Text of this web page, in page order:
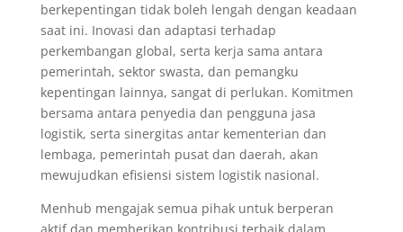
berkepentingan tidak boleh lengah dengan keadaan
saat ini. Inovasi dan adaptasi terhadap
perkembangan global, serta kerja sama antara
pemerintah, sektor swasta, dan pemangku
kepentingan lainnya, sangat di perlukan. Komitmen
bersama antara penyedia dan pengguna jasa
logistik, serta sinergitas antar kementerian dan
lembaga, pemerintah pusat dan daerah, akan
mewujudkan efisiensi sistem logistik nasional.
Menhub mengajak semua pihak untuk berperan